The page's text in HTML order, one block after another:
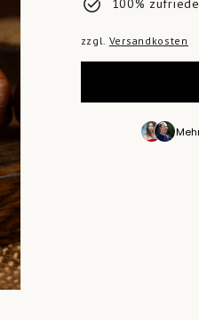
100%
zzgl. Versandkosten